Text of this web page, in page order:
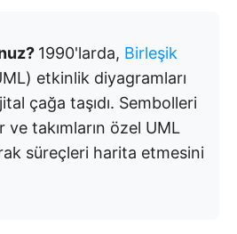
1990'larda, Birleşik
etkinlik diyagramları
çağa taşıdı. Sembolleri
ve takımların özel UML
süreçleri harita etmesini